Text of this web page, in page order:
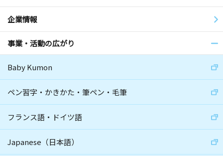
企業情報
事業・活動の広がり
Baby Kumon
ペン習字・かきかた・筆ペン・毛筆
フランス語・ドイツ語
Japanese（日本語）